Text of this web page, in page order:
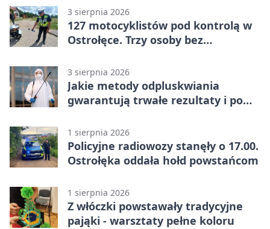
3 sierpnia 2026
127 motocyklistów pod kontrolą w
Ostrołęce. Trzy osoby bez
3 sierpnia 2026
Jakie metody odpluskwiania
gwarantują trwałe rezultaty i po
wykonawcę?
1 sierpnia 2026
Policyjne radiowozy stanęły o 17.00.
Ostrołęka oddała hołd powstańcom
1 sierpnia 2026
Z włóczki powstawały tradycyjne
pająki - warsztaty pełne koloru